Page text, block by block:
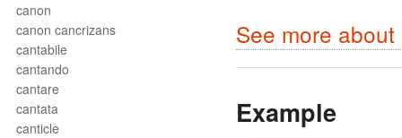
canon
canon cancrizans
cantabile
cantando
cantare
cantata
canticle
See more
Example